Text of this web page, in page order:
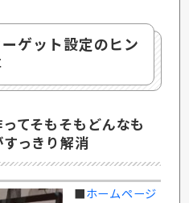
ゲット設定のヒン
てそもそもどんなも
っきり解消
■ホームページ